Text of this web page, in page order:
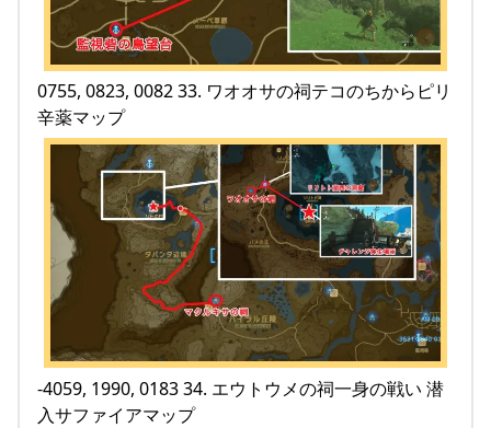
0755, 0823, 0082 33. ワオオサの祠テコのちからピリ
辛薬マップ
-4059, 1990, 0183 34. エウトウメの祠一身の戦い 潜
入サファイアマップ